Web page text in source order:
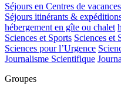
Séjours en Centres de vacances
Séjours itinérants &
hébergement en gîte ou chalet
Sciences et Sports Sciences et
Sciences pour l’Urgence
Journalisme Scientifique
Groupes